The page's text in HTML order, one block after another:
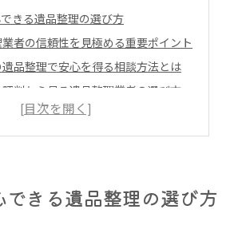
きる遺品整理の選び方
者の信頼性を見極める重要ポイント
品整理で安心を得る相談方法とは
判から見る遺品整理業者の選び方
の明朗な見積もりと費用のチェック法
大切な遺品を丁寧に扱うための基準
の現場で実際にあった施工例を紹介
スでの遺品整理の工夫と成功事例
きる遺品整理の選び方